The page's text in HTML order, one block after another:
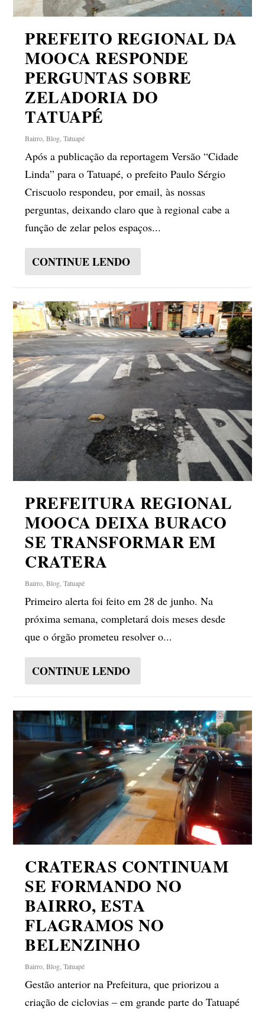
PREFEITO REGIONAL DA
MOOCA RESPONDE
PERGUNTAS SOBRE
ZELADORIA DO
TATUAPÉ
Bairro ,Blog ,Tatuapé
Após a publicação da reportagem Versão “Cidade
Linda” para o Tatuapé, o prefeito Paulo Sérgio
Criscuolo respondeu, por email, às nossas
perguntas, deixando claro que à regional cabe a
função de zelar pelos espaços...
CONTINUE LENDO
PREFEITURA REGIONAL
MOOCA DEIXA BURACO
SE TRANSFORMAR EM
CRATERA
Bairro ,Blog ,Tatuapé
Primeiro alerta foi feito em 28 de junho. Na
próxima semana, completará dois meses desde
que o órgão prometeu resolver o...
CONTINUE LENDO
CRATERAS CONTINUAM
SE FORMANDO NO
BAIRRO, ESTA
FLAGRAMOS NO
BELENZINHO
Bairro,Blog,Tatuapé
Gestão anterior na Prefeitura, que priorizou a
criação de ciclovias – em grande parte do Tatuapé